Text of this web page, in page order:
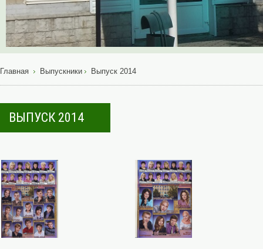
Главная Выпускники Выпуск 2014
ВЫПУСК 2014